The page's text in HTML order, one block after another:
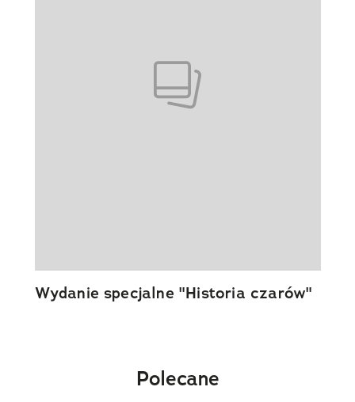
Wydanie specjalne "Historia czarów"
Polecane